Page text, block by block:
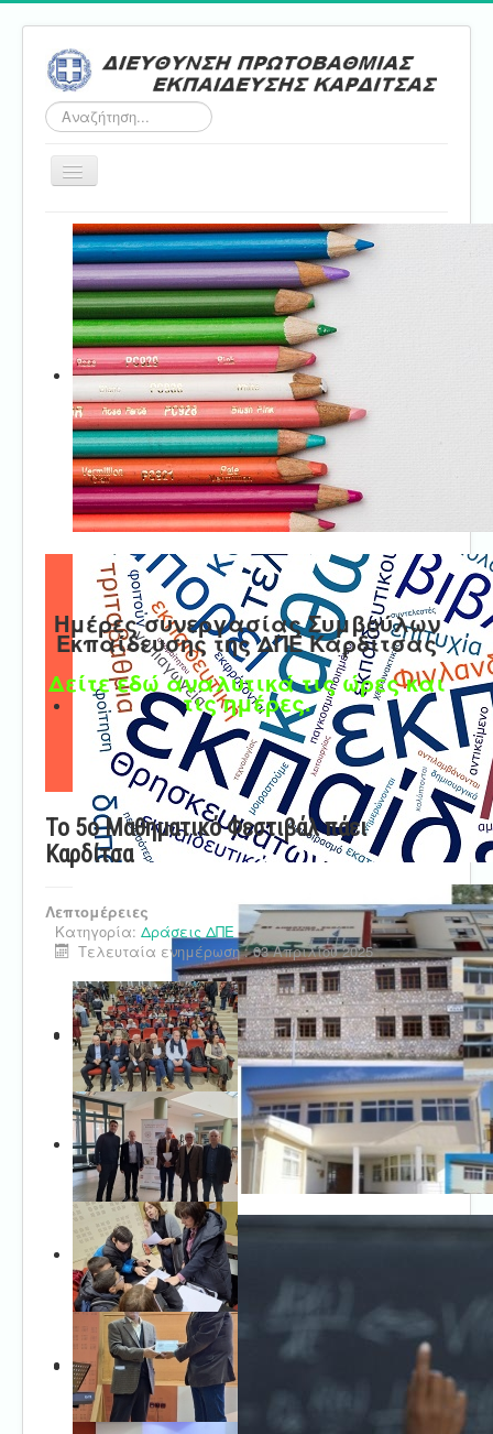
Αναζήτηση...
Εναλλαγή
Αρχική
ΔΠΕ
Τμήμα Α'
Τμήμα Β'
Τμήμα Γ'
Τμήμα Δ'
Τμήμα E'
Επικοινωνία
Ημέρες συνεργασίας Συμβούλων
Εκπαίδευσης της ΔΠΕ Καρδίτσας
Δείτε εδώ αναλυτικά τις ώρες και
τις ημέρες.
Το 5ο Μαθηματικό Φεστιβάλ πάει
Καρδίτσα
Λεπτομέρειες
Κατηγορία: Δράσεις ΔΠΕ
Τελευταία ενημέρωση : 03 Απριλίου 2025